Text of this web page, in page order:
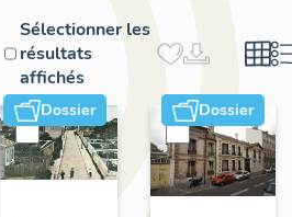
Sélectionner les
résultats
affichés
Dossier Dossier